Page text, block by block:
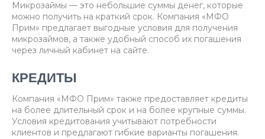
Микрозаймы — это небольшие суммы денег, которые
можно получить на краткий срок. Компания «МФО
Прим» предлагает выгодные условия для получения
микрозаймов, а также удобный способ их погашения
через личный кабинет на сайте.
КРЕДИТЫ
Компания «МФО Прим» также предоставляет кредиты
на более длительный срок и на более крупные суммы.
Условия кредитования учитывают потребности
клиентов и предлагают гибкие варианты погашения.